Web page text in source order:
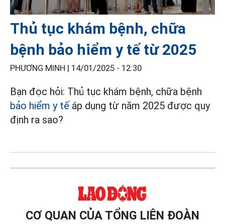
Thủ tục khám bệnh, chữa
bệnh bảo hiểm y tế từ 2025
PHƯƠNG MINH | 14/01/2025 - 12:30
Bạn đọc hỏi: Thủ tục khám bệnh, chữa bệnh
bảo hiểm y tế áp dụng từ năm 2025 được quy
định ra sao?
CƠ QUAN CỦA TỔNG LIÊN ĐOÀN